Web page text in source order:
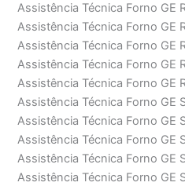
Assistência Técnica Forno GE
Assistência Técnica Forno GE
Assistência Técnica Forno GE
Assistência Técnica Forno GE
Assistência Técnica Forno GE
Assistência Técnica Forno GE
Assistência Técnica Forno GE
Assistência Técnica Forno GE
Assistência Técnica Forno GE
Assistência Técnica Forno GE